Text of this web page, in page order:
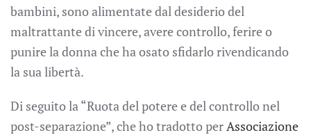
bambini, sono alimentate dal desiderio del
maltrattante di vincere, avere controllo, ferire o
punire la donna che ha osato sfidarlo rivendicando
la sua libertà.
Di seguito la “Ruota del potere e del controllo nel
post-separazione”, che ho tradotto per Associazione